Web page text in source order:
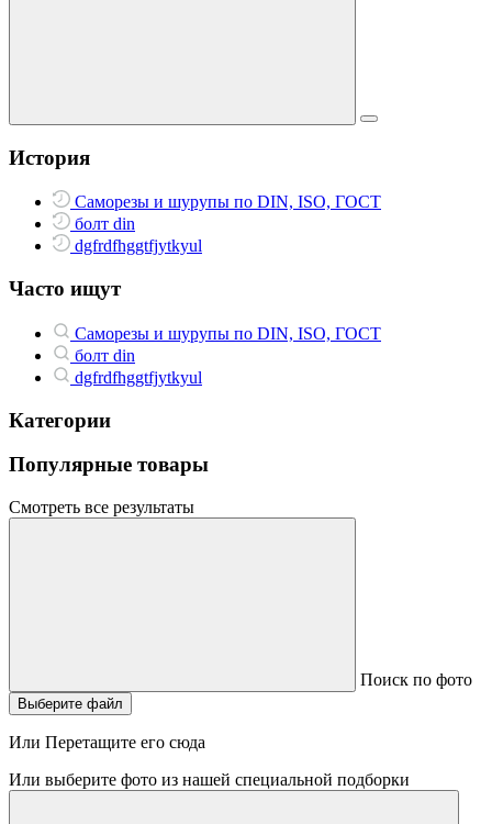
История
Саморезы и шурупы по DIN, ISO, ГОСТ
болт din
dgfrdfhggtfjytkyul
Часто ищут
Саморезы и шурупы по DIN, ISO, ГОСТ
болт din
dgfrdfhggtfjytkyul
Категории
Популярные товары
Смотреть все результаты
Поиск по фото
Выберите файл
Или Перетащите его сюда
Или выберите фото из нашей специальной подборки